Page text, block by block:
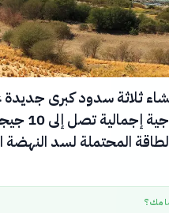
ثلاثة سدود كبرى جديدة
الأزرق، بقدرة
المحتملة لسد النهضة